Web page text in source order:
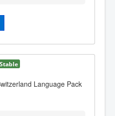
Stable
Language Pack